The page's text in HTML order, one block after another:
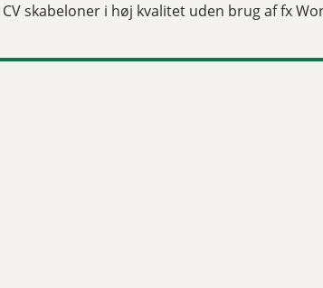
skabeloner i høj kvalitet uden brug af fx